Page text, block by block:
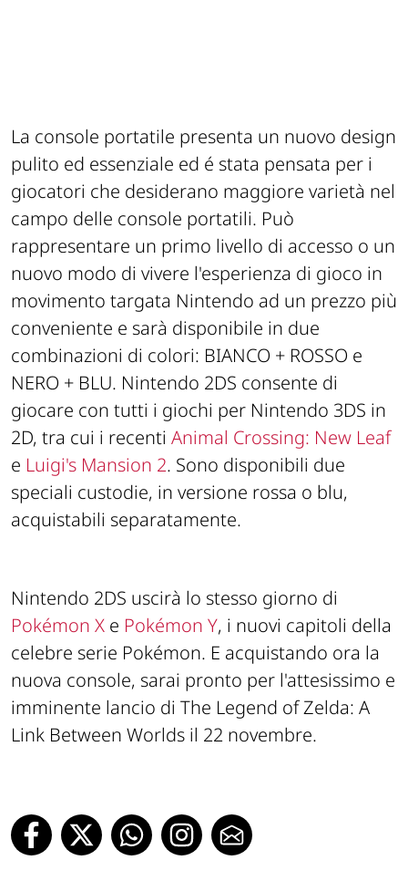
La console portatile presenta un nuovo design
pulito ed essenziale ed é stata pensata per i
giocatori che desiderano maggiore varietà nel
campo delle console portatili. Può
rappresentare un primo livello di accesso o un
nuovo modo di vivere l'esperienza di gioco in
movimento targata Nintendo ad un prezzo più
conveniente e sarà disponibile in due
combinazioni di colori: BIANCO + ROSSO e
NERO + BLU. Nintendo 2DS consente di
giocare con tutti i giochi per Nintendo 3DS in
2D, tra cui i recenti Animal Crossing: New Leaf
e Luigi's Mansion 2. Sono disponibili due
speciali custodie, in versione rossa o blu,
acquistabili separatamente.
Nintendo 2DS uscirà lo stesso giorno di
Pokémon X e Pokémon Y, i nuovi capitoli della
celebre serie Pokémon. E acquistando ora la
nuova console, sarai pronto per l'attesissimo e
imminente lancio di The Legend of Zelda: A
Link Between Worlds il 22 novembre.